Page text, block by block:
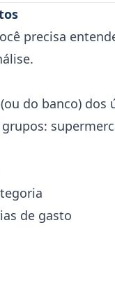
precisa
do banco) dos
de gasto